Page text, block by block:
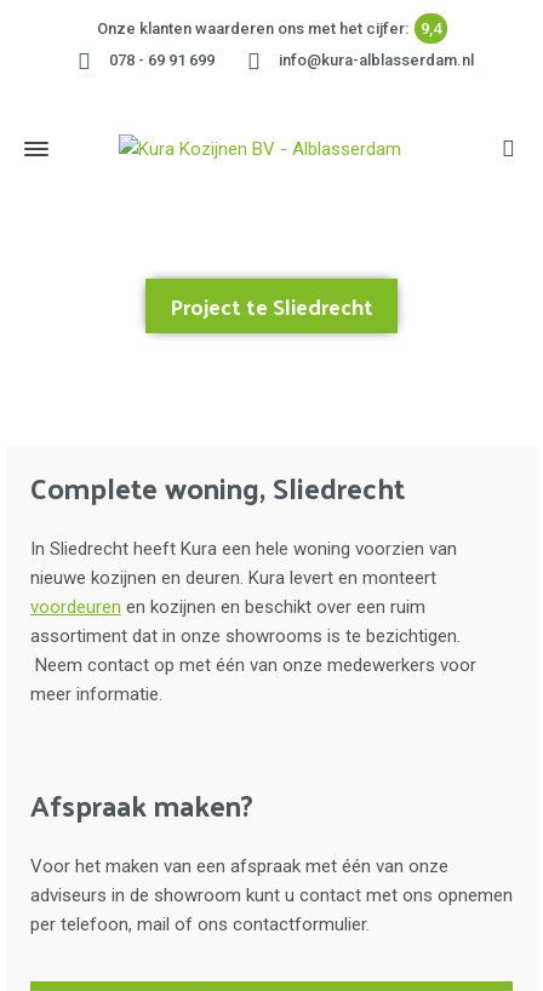
Onze klanten waarderen ons met het cijfer:
9,4
078 - 69 91 699
info@kura-alblasserdam.nl
Project te Sliedrecht
Complete woning, Sliedrecht
In Sliedrecht heeft Kura een hele woning voorzien van
nieuwe kozijnen en deuren. Kura levert en monteert
voordeuren en kozijnen en beschikt over een ruim
assortiment dat in onze showrooms is te bezichtigen.
Neem contact op met één van onze medewerkers voor
meer informatie.
Afspraak maken?
Voor het maken van een afspraak met één van onze
adviseurs in de showroom kunt u contact met ons opnemen
per telefoon, mail of ons contactformulier.